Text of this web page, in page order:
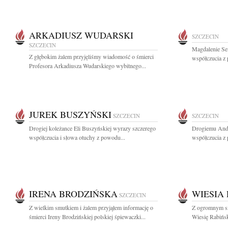
ARKADIUSZ WUDARSKI
SZCZECIN
Z głębokim żalem przyjęliśmy wiadomość o śmierci
Profesora Arkadiusza Wudarskiego wybitnego...
SZCZECIN
Magdalenie
współczucia
JUREK BUSZYŃSKI SZCZECIN
Drogiej koleżance Eli Buszyńskiej wyrazy szczerego
współczucia i słowa otuchy z powodu...
SZCZECIN
Drogiemu
współczucia
IRENA BRODZIŃSKA SZCZECIN
Z wielkim smutkiem i żalem przyjąłem informację o
śmierci Ireny Brodzińskiej polskiej śpiewaczki...
WIESIA
Z ogromnym
Wiesię